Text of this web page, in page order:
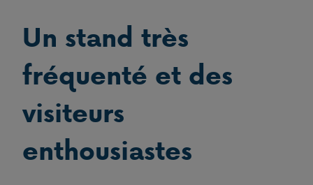
Un stand très
fréquenté et des
visiteurs
enthousiastes